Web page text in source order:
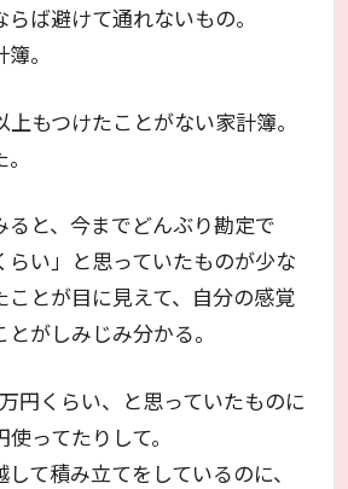
ば避けて通れないもの。
。
もつけたことがない家計簿。
ると、今までどんぶり勘定で
らい」と思っていたものが少な
ことが目に見えて、自分の感覚
がしみじみ分かる。
円くらい、と思っていたものに
ってたりして。
て積み立てをしているのに、